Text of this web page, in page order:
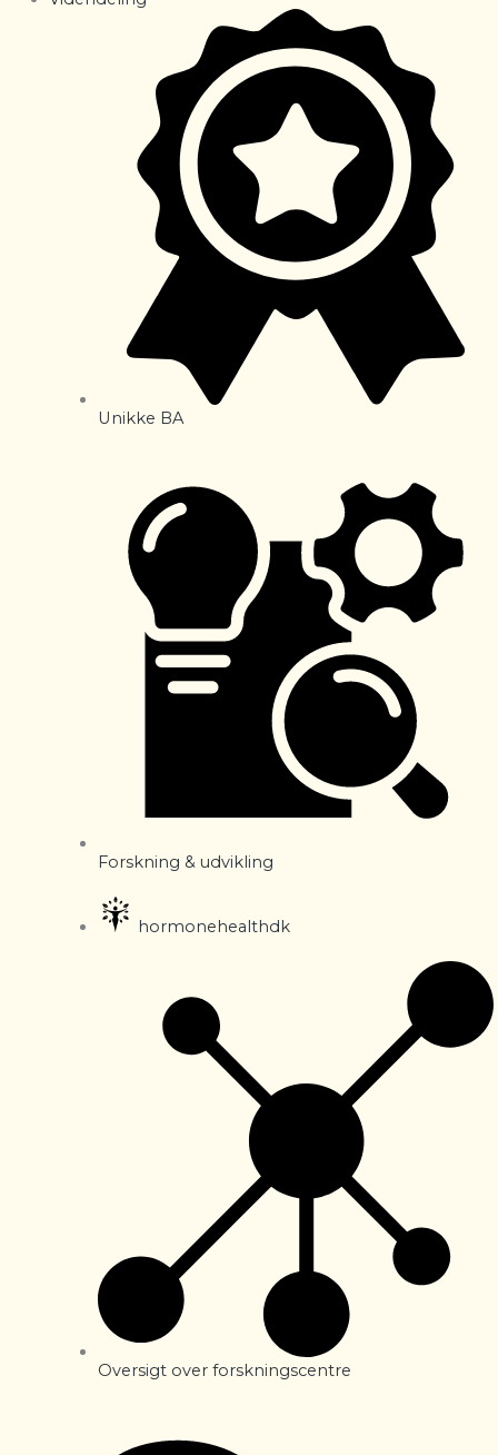
Unikke BA
Forskning & udvikling
hormonehealthdk
Oversigt over forskningscentre